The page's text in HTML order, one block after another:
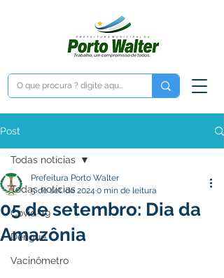
Post
Todas notícias
Covid-19
Dengue
Vacinômetro
Todas notícias
05 de setembro: Dia da
Amazônia
Prefeitura Porto Walter
5 de set. de 2024 0 min de leitura